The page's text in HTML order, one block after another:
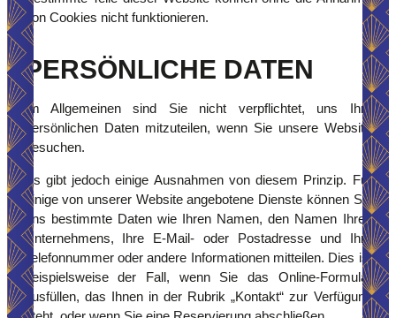
von Cookies nicht funktionieren.
PERSÖNLICHE DATEN
Im Allgemeinen sind Sie nicht verpflichtet, uns Ihre
persönlichen Daten mitzuteilen, wenn Sie unsere Website
besuchen.
Es gibt jedoch einige Ausnahmen von diesem Prinzip. Für
einige von unserer Website angebotene Dienste können Sie
uns bestimmte Daten wie Ihren Namen, den Namen Ihres
Unternehmens, Ihre E-Mail- oder Postadresse und Ihre
Telefonnummer oder andere Informationen mitteilen. Dies ist
beispielsweise der Fall, wenn Sie das Online-Formular
ausfüllen, das Ihnen in der Rubrik „Kontakt“ zur Verfügung